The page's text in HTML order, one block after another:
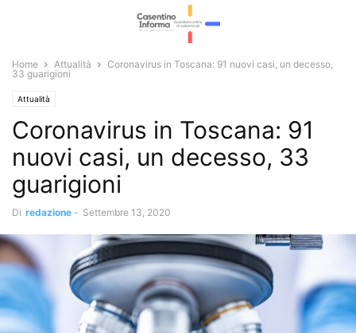
Home Attualità
Coronavirus in Toscana: 91 nuovi casi, un decesso,
33 guarigioni
Attualità
Coronavirus in Toscana: 91
nuovi casi, un decesso, 33
guarigioni
Di redazione - Settembre 13, 2020